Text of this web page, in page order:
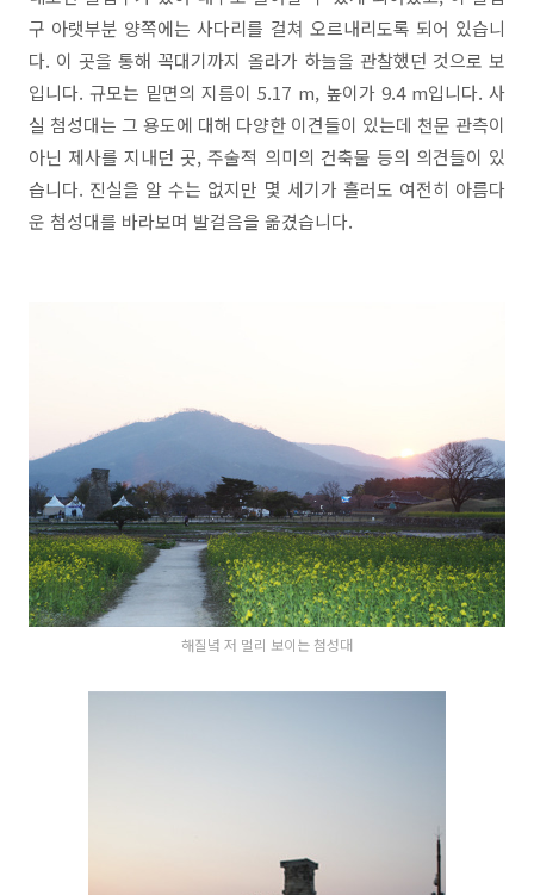
구 아랫부분 양쪽에는 사다리를 걸쳐 오르내리도록 되어 있습니
다. 이 곳을 통해 꼭대기까지 올라가 하늘을 관찰했던 것으로 보
입니다. 규모는 밑면의 지름이 5.17 m, 높이가 9.4 m입니다. 사
실 첨성대는 그 용도에 대해 다양한 이견들이 있는데 천문 관측이
아닌 제사를 지내던 곳, 주술적 의미의 건축물 등의 의견들이 있
습니다. 진실을 알 수는 없지만 몇 세기가 흘러도 여전히 아름다
운 첨성대를 바라보며 발걸음을 옮겼습니다.
해질녘 저 멀리 보이는 첨성대